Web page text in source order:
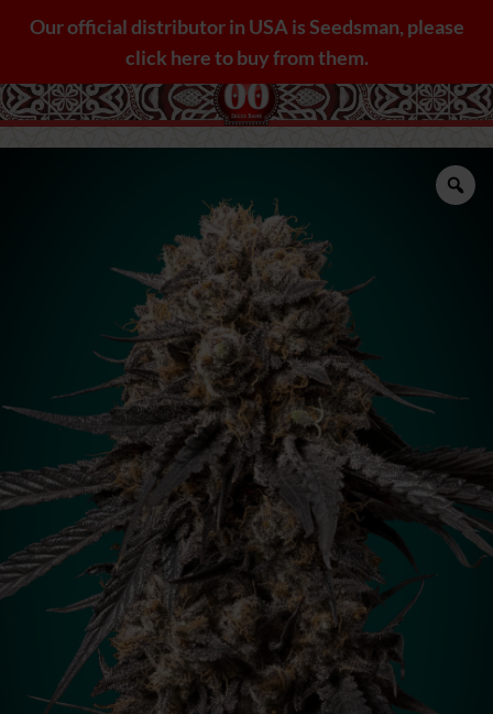
Our official distributor in USA is Seedsman, please
click here to buy from them.